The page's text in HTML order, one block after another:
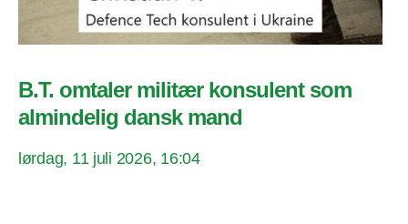
B.T. omtaler militær konsulent som
almindelig dansk mand
lørdag, 11 juli 2026, 16:04